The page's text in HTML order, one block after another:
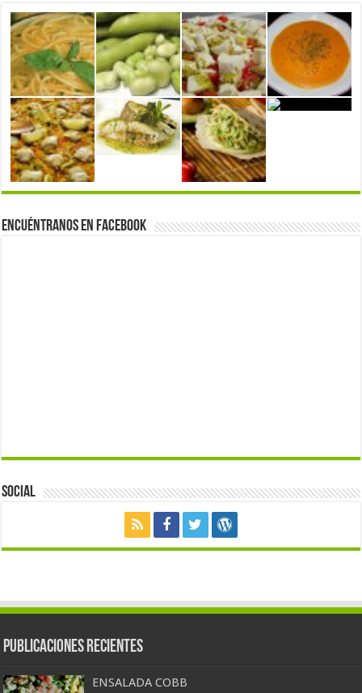
Encuéntranos en Facebook
Social
Publicaciones Recientes
ENSALADA COBB